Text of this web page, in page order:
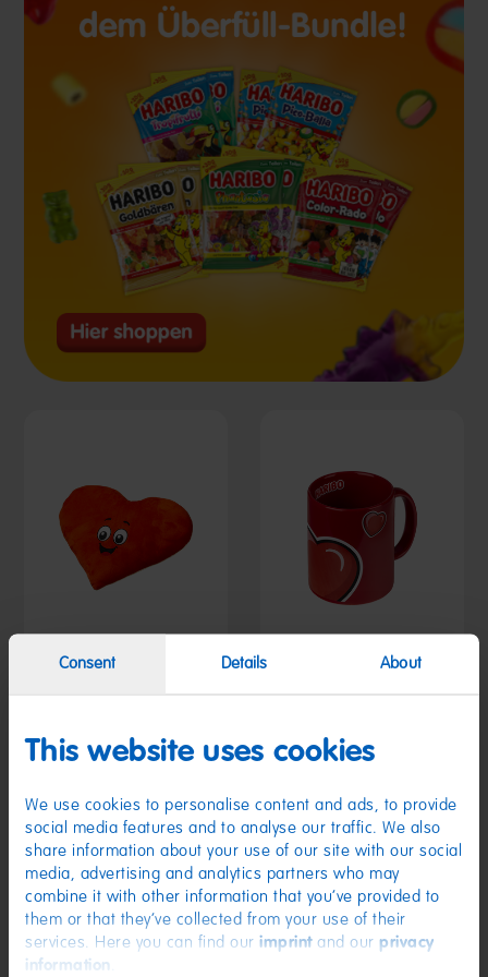
Consent Details About
This website uses cookies
We use cookies to personalise content and ads, to provide
social media features and to analyse our traffic. We also
share information about your use of our site with our social
media, advertising and analytics partners who may
combine it with other information that you’ve provided to
them or that they’ve collected from your use of their
services. Here you can find our imprintand our privacy
information
5,99 €